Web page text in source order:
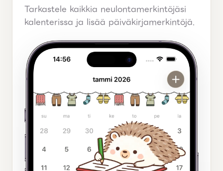
Tarkastele kaikkia neulontamerkintöjäsi
kalenterissa ja lisää päiväkirjamerkintöjä.